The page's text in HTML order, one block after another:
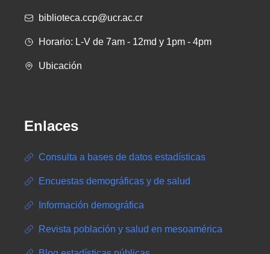
biblioteca.ccp@ucr.ac.cr
Horario: L-V de 7am - 12md y 1pm - 4pm
Ubicación
Enlaces
Consulta a bases de datos estadísticas
Encuestas demográficas y de salud
Información demográfica
Revista población y salud en mesoamérica